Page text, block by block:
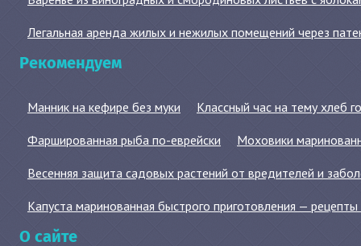
Легальная аренда жилых и нежилых помещений через
Рекомендуем
Манник на кефире без муки Классный час на тему хлеб
Фаршированная рыба по-еврейски Моховики
Весенняя защита садовых растений от вредителей и
Капуста маринованная быстрого приготовления —
О сайте